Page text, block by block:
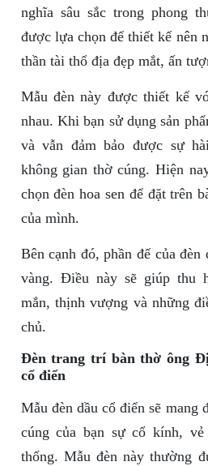
nghĩa sâu sắc trong phong
được lựa chọn để thiết kế nên
thần tài thổ địa đẹp mắt, ấn
Mẫu đèn này được thiết kế
nhau. Khi bạn sử dụng sản
và vẫn đảm bảo được sự
không gian thờ cúng. Hiện
chọn đèn hoa sen để đặt trên
của mình.
Bên cạnh đó, phần đế của
vàng. Điều này sẽ giúp thu
mắn, thịnh vượng và những
chủ.
Đèn trang trí bàn thờ ông
cổ điển
Mẫu đèn dầu cổ điển sẽ mang
cúng của bạn sự cổ kính,
thống. Mẫu đèn này thường